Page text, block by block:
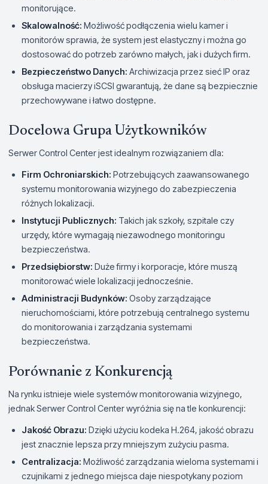
monitorujące.
Skalowalność: Możliwość podłączenia wielu kamer i
monitorów sprawia, że system jest elastyczny i można go
dostosować do potrzeb zarówno małych, jak i dużych firm.
Bezpieczeństwo Danych: Archiwizacja przez sieć IP oraz
obsługa macierzy iSCSI gwarantują, że dane są bezpiecznie
przechowywane i łatwo dostępne.
Docelowa Grupa Użytkowników
Serwer Control Center jest idealnym rozwiązaniem dla:
Firm Ochroniarskich: Potrzebujących zaawansowanego
systemu monitorowania wizyjnego do zabezpieczenia
różnych lokalizacji.
Instytucji Publicznych: Takich jak szkoły, szpitale czy
urzędy, które wymagają niezawodnego monitoringu
bezpieczeństwa.
Przedsiębiorstw: Duże firmy i korporacje, które muszą
monitorować wiele lokalizacji jednocześnie.
Administracji Budynków: Osoby zarządzające
nieruchomościami, które potrzebują centralnego systemu
do monitorowania i zarządzania systemami
bezpieczeństwa.
Porównanie z Konkurencją
Na rynku istnieje wiele systemów monitorowania wizyjnego,
jednak Serwer Control Center wyróżnia się na tle konkurencji:
Jakość Obrazu: Dzięki użyciu kodeka H.264, jakość obrazu
jest znacznie lepsza przy mniejszym zużyciu pasma.
Centralizacja: Możliwość zarządzania wieloma systemami i
czujnikami z jednego miejsca daje niespotykany poziom